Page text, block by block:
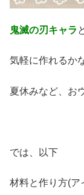
鬼滅の刃キャラ
気軽に作れるか
夏休みなど、お
では、以下
材料と作り方(ア